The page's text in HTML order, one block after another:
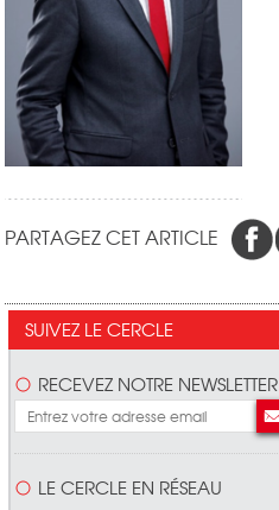
PARTAGEZ CET ARTICLE
SUIVEZ LE CERCLE
RECEVEZ NOTRE NEWSLETTER
LE CERCLE EN RÉSEAU